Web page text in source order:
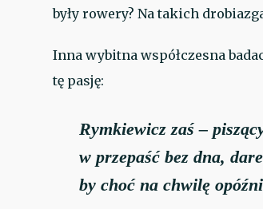
były rowery? Na takich
Inna wybitna współczesna
tę pasję:
Rymkiewicz zaś –
w przepaść bez dna,
by choć na chwilę